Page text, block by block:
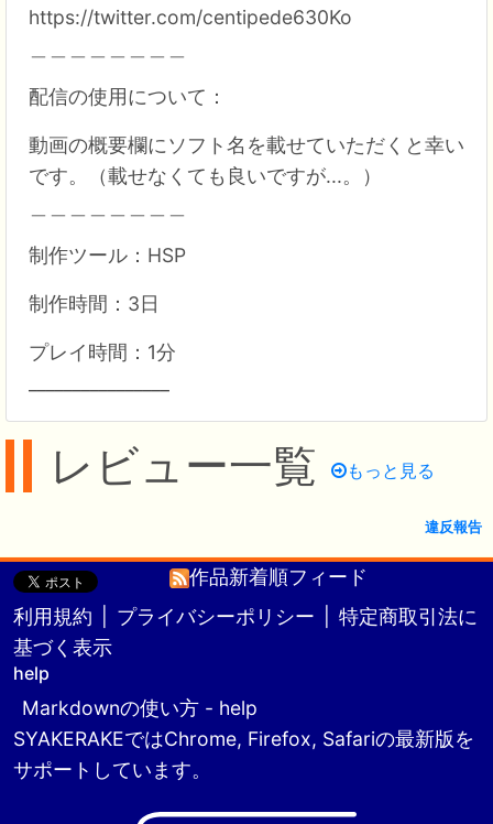
https://twitter.com/centipede630Ko
配信の使用について：
動画の概要欄にソフト名を載せていただくと幸い
です。（載せなくても良いですが...。）
制作ツール：HSP
制作時間：3日
プレイ時間：1分
レビュー一覧 もっと見る
違反報告
作品新着順フィード
利用規約
プライバシーポリシー
特定商取引法に
基づく表示
help
Markdownの使い方 - help
SYAKERAKEではChrome, Firefox, Safariの最新版を
サポートしています。